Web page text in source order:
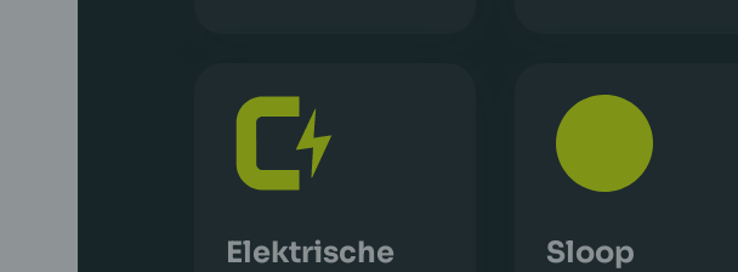
Elektrische
Sloop